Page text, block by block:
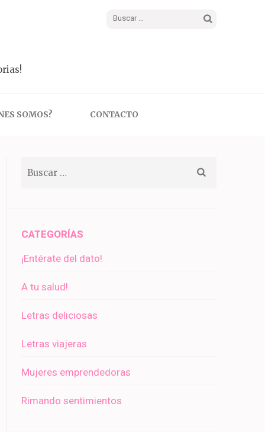
Buscar:
SOMOS? CONTACTO
CATEGORÍAS
¡Entérate del dato!
A tu salud!
Letras deliciosas
Letras viajeras
Mujeres emprendedoras
Rimando sentimientos